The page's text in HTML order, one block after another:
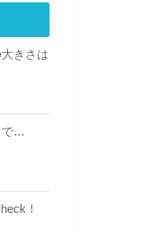
きさは
で…
！